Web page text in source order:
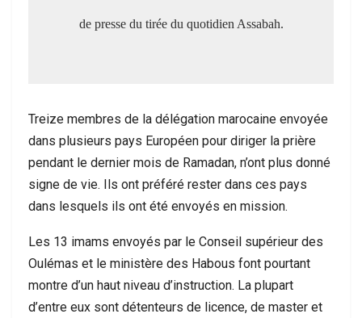
de presse du tirée du quotidien Assabah.
Treize membres de la délégation marocaine envoyée
dans plusieurs pays Européen pour diriger la prière
pendant le dernier mois de Ramadan, n’ont plus donné
signe de vie. Ils ont préféré rester dans ces pays
dans lesquels ils ont été envoyés en mission.
Les 13 imams envoyés par le Conseil supérieur des
Oulémas et le ministère des Habous font pourtant
montre d’un haut niveau d’instruction. La plupart
d’entre eux sont détenteurs de licence, de master et